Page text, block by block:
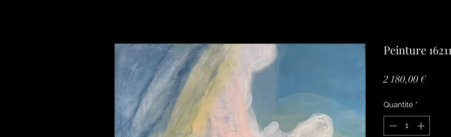
Peinture
2 180,00 €Prix
Quantité *